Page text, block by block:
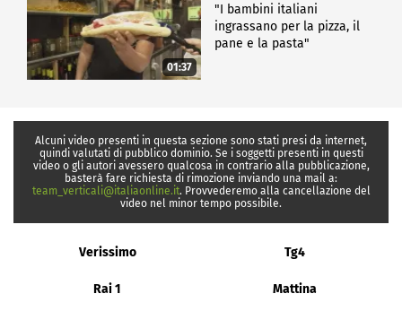
01:37
"I bambini italiani
ingrassano per la pizza, il
pane e la pasta"
Alcuni video presenti in questa sezione sono stati presi da internet,
quindi valutati di pubblico dominio. Se i soggetti presenti in questi
video o gli autori avessero qualcosa in contrario alla pubblicazione,
basterà fare richiesta di rimozione inviando una mail a:
team_verticali@italiaonline.it. Provvederemo alla cancellazione del
video nel minor tempo possibile.
Verissimo Tg4
Rai 1 Mattina